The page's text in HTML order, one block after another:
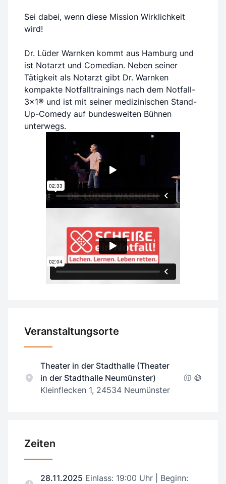
Sei dabei, wenn diese Mission Wirklichkeit
wird!
Dr. Lüder Warnken kommt aus Hamburg und
ist Notarzt und Comedian. Neben seiner
Tätigkeit als Notarzt gibt Dr. Warnken
kompakte Notfalltrainings nach dem Notfall-
3x1® und ist mit seiner medizinischen Stand-
Up-Comedy auf bundesweiten Bühnen
unterwegs.
Veranstaltungsorte
Theater in der Stadthalle (Theater
in der Stadthalle Neumünster)
Kleinflecken 1, 24534 Neumünster
Zeiten
28.11.2025 Einlass: 19:00 Uhr | Beginn: